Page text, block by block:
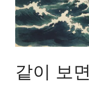
같이 보